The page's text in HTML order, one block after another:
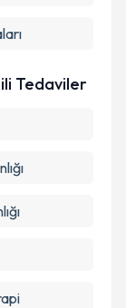
Tedaviler